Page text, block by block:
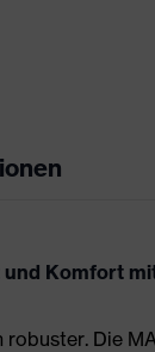
und Komfort
robuster. Die